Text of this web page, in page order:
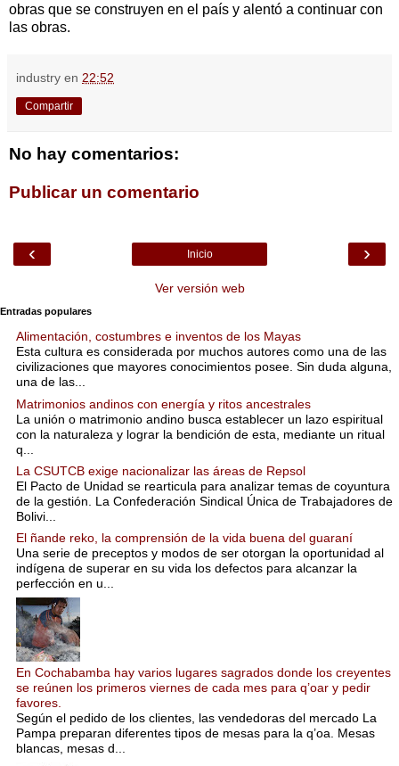
obras que se construyen en el país y alentó a continuar con
las obras.
industry en 22:52
Compartir
No hay comentarios:
Publicar un comentario
‹ ›
Inicio
Ver versión web
Entradas populares
Alimentación, costumbres e inventos de los Mayas
Esta cultura es considerada por muchos autores como una de las
civilizaciones que mayores conocimientos posee. Sin duda alguna,
una de las...
Matrimonios andinos con energía y ritos ancestrales
La unión o matrimonio andino busca establecer un lazo espiritual
con la naturaleza y lograr la bendición de esta, mediante un ritual
q...
La CSUTCB exige nacionalizar las áreas de Repsol
El Pacto de Unidad se rearticula para analizar temas de coyuntura
de la gestión. La Confederación Sindical Única de Trabajadores de
Bolivi...
El ñande reko, la comprensión de la vida buena del guaraní
Una serie de preceptos y modos de ser otorgan la oportunidad al
indígena de superar en su vida los defectos para alcanzar la
perfección en u...
En Cochabamba hay varios lugares sagrados donde los creyentes
se reúnen los primeros viernes de cada mes para q’oar y pedir
favores.
Según el pedido de los clientes, las vendedoras del mercado La
Pampa preparan diferentes tipos de mesas para la q’oa. Mesas
blancas, mesas d...